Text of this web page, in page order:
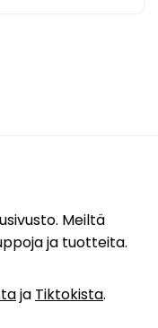
Meiltä
ja tuotteita.
ja Tiktokista.